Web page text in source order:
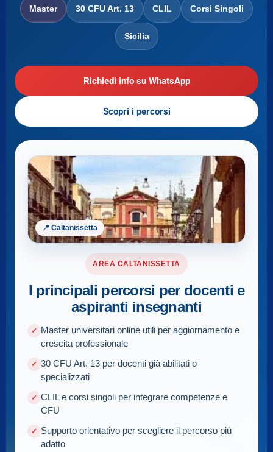
Master 30 CFU Art. 13 CLIL Corsi Singoli
Sicilia
Richiedi info su WhatsApp
Scopri i percorsi
📍 Caltanissetta
AREA CALTANISSETTA
I principali percorsi per docenti e
aspiranti insegnanti
Master universitari online utili per aggiornamento e
crescita professionale
30 CFU Art. 13 per docenti già abilitati o
specializzati
CLIL e corsi singoli per integrare competenze e
CFU
Supporto orientativo per scegliere il percorso più
adatto